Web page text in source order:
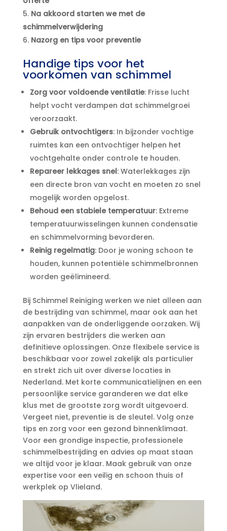
Na akkoord starten we met de
schimmelverwijdering
Nazorg en tips voor preventie
Handige tips voor het
voorkomen van schimmel
Zorg voor voldoende ventilatie: Frisse lucht
helpt vocht verdampen dat schimmelgroei
veroorzaakt.​
Gebruik ontvochtigers: In bijzonder vochtige
ruimtes kan een ontvochtiger helpen het
vochtgehalte onder controle te houden.​
Repareer lekkages snel: Waterlekkages zijn
een directe bron van vocht en moeten zo snel
mogelijk worden opgelost.​
Behoud een stabiele temperatuur: Extreme
temperatuurwisselingen kunnen condensatie
en schimmelvorming bevorderen.​
Reinig regelmatig: Door je woning schoon te
houden, kunnen potentiële schimmelbronnen
worden geëlimineerd.​
Bij Schimmel Reiniging werken we niet alleen aan
de bestrijding van schimmel, maar ook aan het
aanpakken van de onderliggende oorzaken.​ Wij
zijn ervaren bestrijders die werken aan
definitieve oplossingen.​ Onze flexibele service is
beschikbaar voor zowel zakelijk als particulier
en strekt zich uit over diverse locaties in
Nederland.​ Met korte communicatielijnen en een
persoonlijke service garanderen we dat elke
klus met de grootste zorg wordt uitgevoerd.​
Vergeet niet, preventie is de sleutel.​ Volg onze
tips en zorg voor een gezond binnenklimaat.​
Voor een grondige inspectie, professionele
schimmelbestrijding en advies op maat staan
we altijd voor je klaar.​ Maak gebruik van onze
expertise voor een veilig en schoon thuis of
werkplek op Vlieland.​